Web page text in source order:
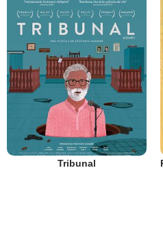
Tribunal